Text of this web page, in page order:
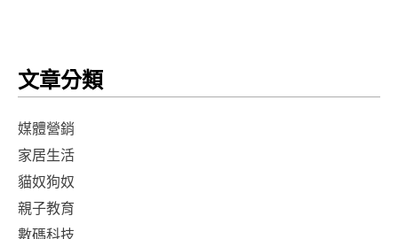
文章分類
媒體營銷
家居生活
貓奴狗奴
親子教育
數碼科技